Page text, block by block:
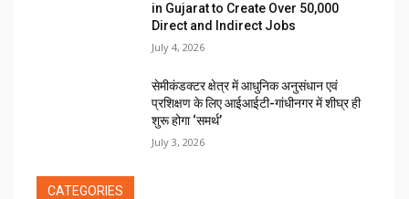
in Gujarat to Create Over 50,000
Direct and Indirect Jobs
July 4, 2026
सेमीकंडक्टर क्षेत्र में आधुनिक अनुसंधान एवं
प्रशिक्षण के लिए आईआईटी-गांधीनगर में शीघ्र ही
शुरू होगा ‘समर्थ’
July 3, 2026
CATEGORIES